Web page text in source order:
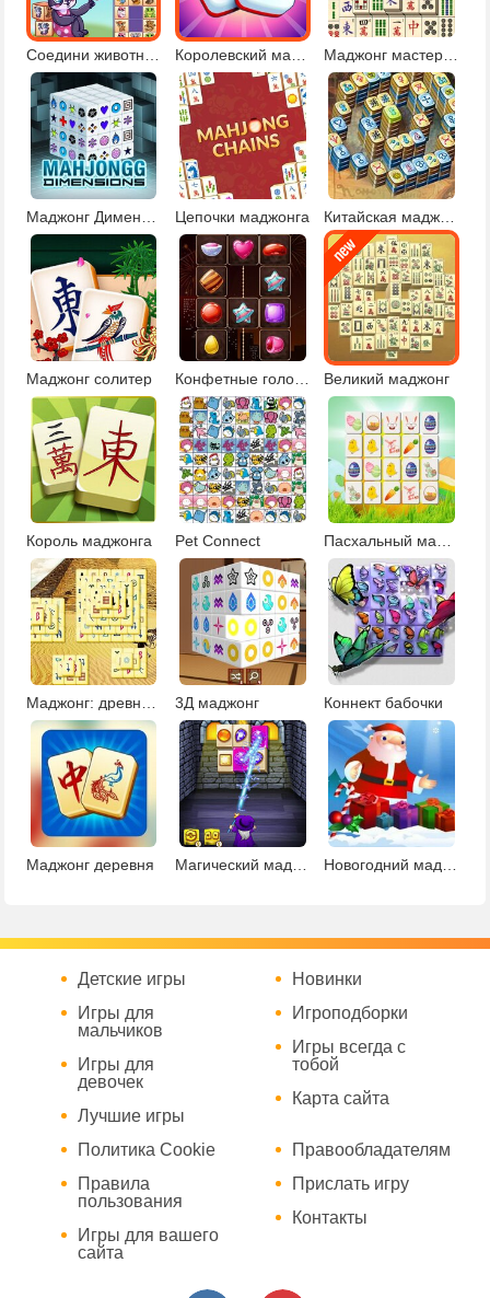
Соедини животных 2 Королевский маджонг Маджонг мастера Кувана
Маджонг Дименсионс Цепочки маджонга Китайская маджонг
Маджонг солитер Конфетные головоломки Великий маджонг
Король маджонга Pet Connect
3Д маджонг Коннект бабочки
Маджонг деревня
Детские игры
Игры для
мальчиков
Игры для
девочек
Лучшие игры
Новинки
Игроподборки
Игры всегда с
тобой
Карта сайта
Политика Cookie
Правила
пользования
Игры для вашего
сайта
Правообладателям
Прислать игру
Контакты